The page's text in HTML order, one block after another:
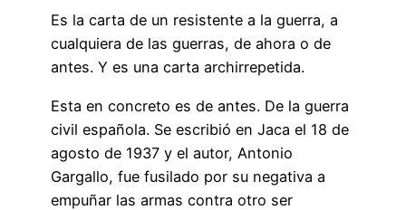
Es la carta de un resistente a la guerra, a
cualquiera de las guerras, de ahora o de
antes. Y es una carta archirrepetida.
Esta en concreto es de antes. De la guerra
civil española. Se escribió en Jaca el 18 de
agosto de 1937 y el autor, Antonio
Gargallo, fue fusilado por su negativa a
empuñar las armas contra otro ser